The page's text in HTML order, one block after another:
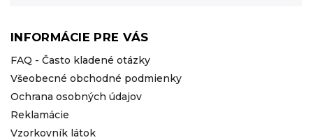
INFORMÁCIE PRE VÁS
FAQ - Často kladené otázky
Všeobecné obchodné podmienky
Ochrana osobných údajov
Reklamácie
Vzorkovník látok